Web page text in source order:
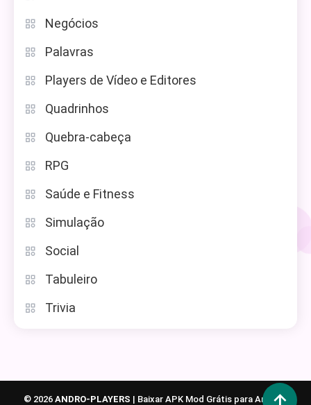
Negócios
Palavras
Players de Vídeo e Editores
Quadrinhos
Quebra-cabeça
RPG
Saúde e Fitness
Simulação
Social
Tabuleiro
Trivia
© 2026 ANDRO-PLAYERS | Baixar APK Mod Grátis para Android